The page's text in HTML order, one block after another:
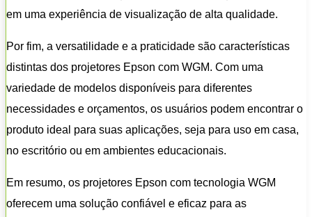
em uma experiência de visualização de alta qualidade.
Por fim, a versatilidade e a praticidade são características
distintas dos projetores Epson com WGM. Com uma
variedade de modelos disponíveis para diferentes
necessidades e orçamentos, os usuários podem encontrar o
produto ideal para suas aplicações, seja para uso em casa,
no escritório ou em ambientes educacionais.
Em resumo, os projetores Epson com tecnologia WGM
oferecem uma solução confiável e eficaz para as